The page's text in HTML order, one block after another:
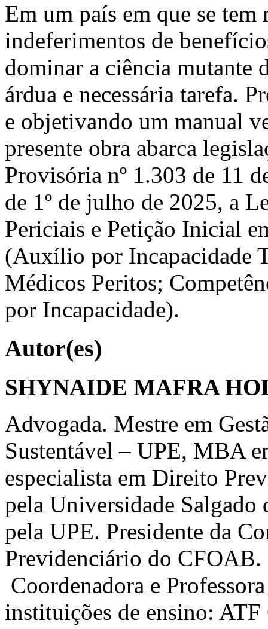
Em um país em que se
indeferimentos de
dominar a ciência mutante
árdua e necessária tarefa.
e objetivando um manual
presente obra abarca
Provisória nº 1.303 de 11
de 1º de julho de 2025, a
Periciais e Petição Inicial
(Auxílio por Incapacidade
Médicos Peritos;
por Incapacidade).
Autor(es)
SHYNAIDE MAFRA
Advogada. Mestre em
Sustentável – UPE, MBA
especialista em Direito
pela Universidade
pela UPE. Presidente da
Previdenciário do CFOAB.
Coordenadora e
instituições de ensino: